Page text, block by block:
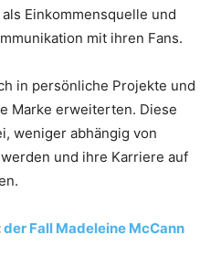
Einkommensquelle und
mit ihren Fans.
in persönliche Projekte und
Marke erweiterten. Diese
weniger abhängig von
und ihre Karriere auf
der Fall Madeleine McCann